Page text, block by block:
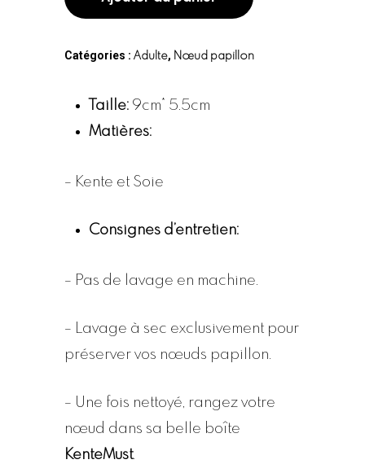
Catégories : Adulte, Nœud papillon
Taille: 9cm* 5.5cm
Matières:
– Kente et Soie
Consignes d’entretien:
– Pas de lavage en machine.
– Lavage à sec exclusivement pour
préserver vos nœuds papillon.
– Une fois nettoyé, rangez votre
nœud dans sa belle boîte
KenteMust.